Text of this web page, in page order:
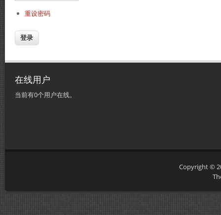
重设密码
在线用户
当前有0个用户在线。
Copyright ©